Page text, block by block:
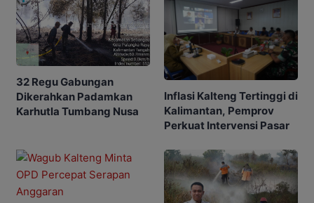
32 Regu Gabungan
Dikerahkan Padamkan
Karhutla Tumbang Nusa
Inflasi Kalteng Tertinggi di
Kalimantan, Pemprov
Perkuat Intervensi Pasar